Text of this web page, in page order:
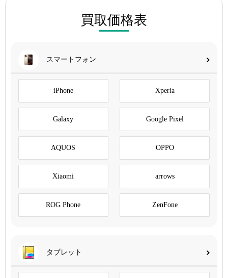
買取価格表
スマートフォン
iPhone Xperia
Galaxy Google Pixel
AQUOS OPPO
Xiaomi arrows
ROG Phone ZenFone
タブレット